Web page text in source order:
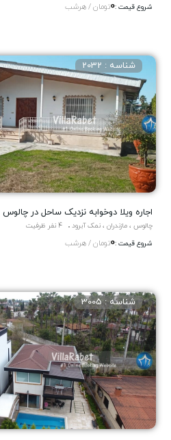
شروع قیمت :0تومان / هرشب
اجاره ویلا دوخوابه نزدیک ساحل در چالوس
شناسه : 2032
چالوس ، مازندران ، نمک آبرود
4 نفر ظرفیت
شروع قیمت :0تومان / هرشب
شناسه : 3005